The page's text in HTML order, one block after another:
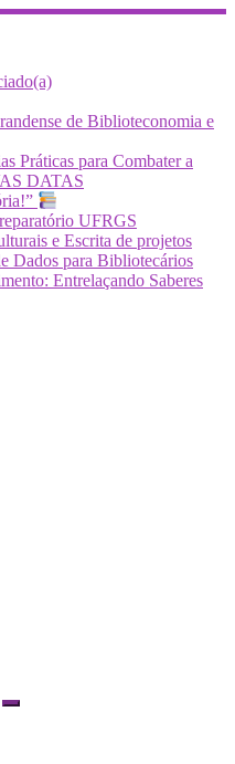
de Biblioteconomia e
Práticas para Combater a
DATAS
UFRGS
e Escrita de projetos
Dados para Bibliotecários
Entrelaçando Saberes
Search